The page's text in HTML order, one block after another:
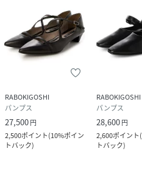
RABOKIGOSHI
パンプス
27,500円
2,500ポイント(10%ポイン
トバック)
RABOKIGOSHI
パンプス
28,600円
2,600ポイント(
トバック)